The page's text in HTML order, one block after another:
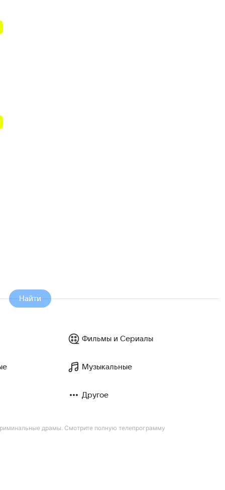
Найти
Фильмы и Сериалы
Музыкальные
Другое
драмы. Смотрите полную телепрограмму